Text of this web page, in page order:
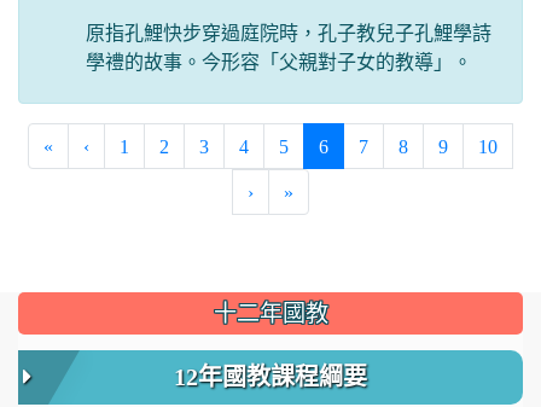
原指孔鯉快步穿過庭院時，孔子教兒子孔鯉學詩
學禮的故事。今形容「父親對子女的教導」。
« ‹ 1 2 3 4 5 6(current)
7 8 9 10
› »
::: 十二年國教
12年國教課程綱要